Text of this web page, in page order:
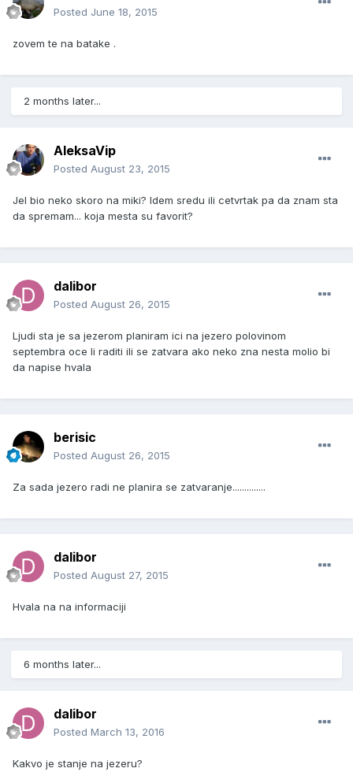
Posted June 18, 2015
zovem te na batake .
2 months later...
AleksaVip
Posted August 23, 2015
Jel bio neko skoro na miki? Idem sredu ili cetvrtak pa da znam sta
da spremam... koja mesta su favorit?
dalibor
Posted August 26, 2015
Ljudi sta je sa jezerom planiram ici na jezero polovinom
septembra oce li raditi ili se zatvara ako neko zna nesta molio bi
da napise hvala
berisic
Posted August 26, 2015
Za sada jezero radi ne planira se zatvaranje..............
dalibor
Posted August 27, 2015
Hvala na na informaciji
6 months later...
dalibor
Posted March 13, 2016
Kakvo je stanje na jezeru?